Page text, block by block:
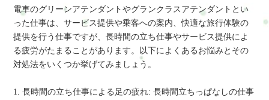
電車のグリーンアテンダントやグランクラスアテンダントとい
った仕事は、サービス提供や乗客への案内、快適な旅行体験の
提供を行う仕事ですが、長時間の立ち仕事やサービス提供によ
る疲労がたまることがあります。以下によくあるお悩みとその
対処法をいくつか挙げてみましょう。
1. 長時間の立ち仕事による足の疲れ: 長時間立ちっぱなしの仕事